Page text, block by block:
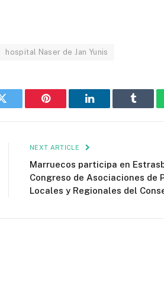
hospital Naser de Jan Yunis
Twitter Pinterest LinkedIn Tumblr
NEXT ARTICLE
Marruecos participa en
Congreso de Asociaciones de
Locales y Regionales del